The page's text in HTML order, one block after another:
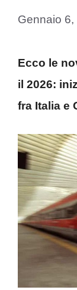
Gennaio 6,
Ecco le
il 2026:
fra Italia e